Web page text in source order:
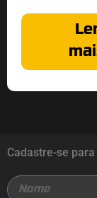
Cadastre-se